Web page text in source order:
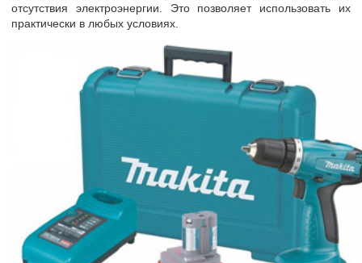
отсутствия электроэнергии. Это позволяет использовать их
практически в любых условиях.